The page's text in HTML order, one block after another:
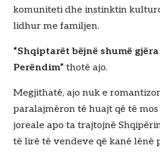
komuniteti dhe instinktin
lidhur me familjen.
“Shqiptarët bëjnë shumë
Perëndim” thotë ajo.
Megjithatë, ajo nuk e
paralajmëron të huajt që të
joreale apo ta trajtojnë
të lirë të vendeve që kanë lënë